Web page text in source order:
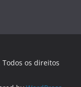
Todos os direitos